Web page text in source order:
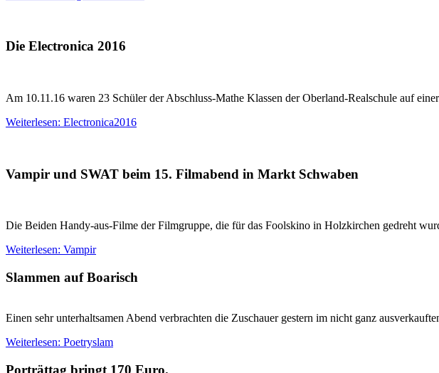
Die Electronica 2016
Am 10.11.16 waren 23 Schüler der Abschluss-Mathe Klassen der Oberland-Realschule auf
Weiterlesen: Electronica2016
Vampir und SWAT beim 15. Filmabend in Markt Schwaben
Die Beiden Handy-aus-Filme der Filmgruppe, die für das Foolskino in Holzkirchen gedreht
Weiterlesen: Vampir
Slammen auf Boarisch
Einen sehr unterhaltsamen Abend verbrachten die Zuschauer gestern im nicht ganz
Weiterlesen: Poetryslam
Porträttag bringt 170 Euro.